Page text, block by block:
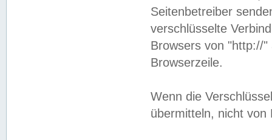
Seitenbetreiber
verschlüsselte
Browsers von "http://
Browserzeile.
Wenn die
übermitteln, nicht von